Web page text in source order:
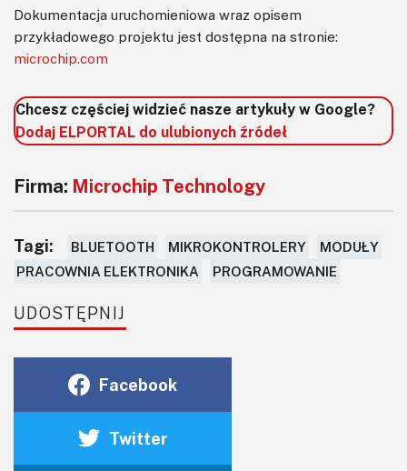
Dokumentacja uruchomieniowa wraz opisem
przykładowego projektu jest dostępna na stronie:
microchip.com
Chcesz częściej widzieć nasze artykuły w Google?
Dodaj ELPORTAL do ulubionych źródeł
Firma: Microchip Technology
Tagi: BLUETOOTH MIKROKONTROLERY
MODUŁY
PRACOWNIA ELEKTRONIKA
PROGRAMOWANIE
UDOSTĘPNIJ
Facebook
Twitter